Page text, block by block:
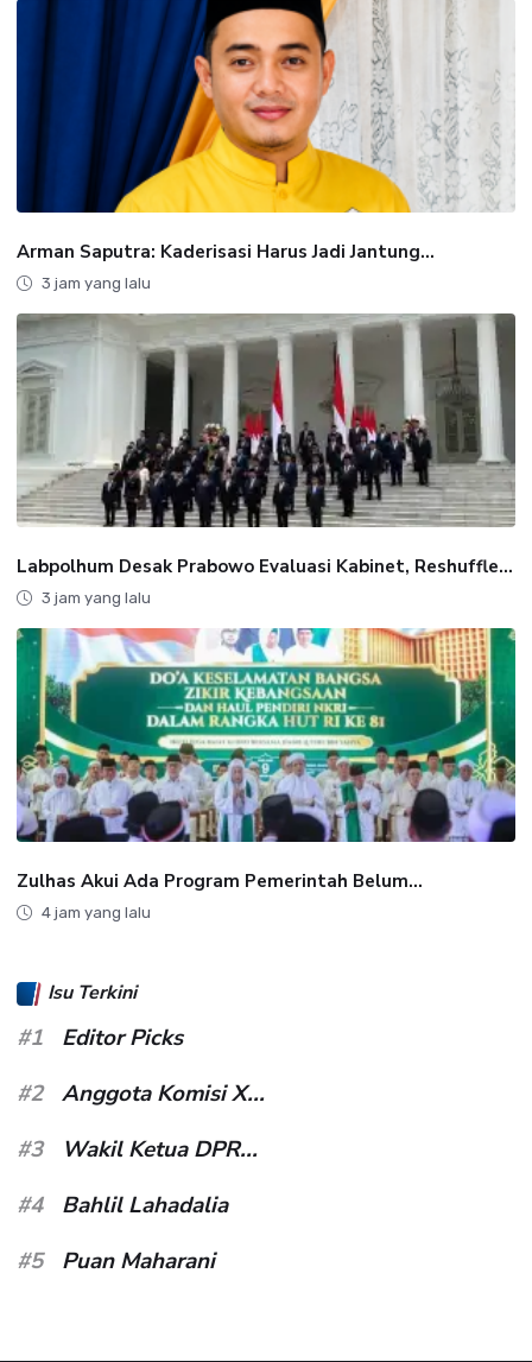
Arman Saputra: Kaderisasi Harus Jadi Jantung...
3 jam yang lalu
Labpolhum Desak Prabowo Evaluasi Kabinet, Reshuffle...
3 jam yang lalu
Zulhas Akui Ada Program Pemerintah Belum...
4 jam yang lalu
Isu Terkini
#1
Editor Picks
#2
Anggota Komisi X...
#3
Wakil Ketua DPR...
#4
Bahlil Lahadalia
#5
Puan Maharani